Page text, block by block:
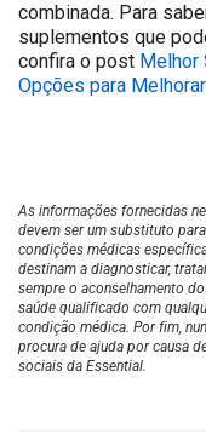
combinada. Para
suplementos que
confira o post Melhor
Opções para
As informações fornecidas
devem ser um substituto
condições médicas
destinam a diagnosticar,
sempre o aconselhamento
saúde qualificado com
condição médica. Por fim,
procura de ajuda por causa
sociais da Essential.